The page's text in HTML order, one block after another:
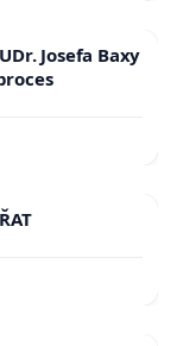
Josefa Baxy